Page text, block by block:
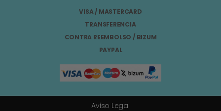
VISA / MASTERCARD
TRANSFERENCIA
CONTRA REEMBOLSO / BIZUM
PAYPAL
Aviso Legal